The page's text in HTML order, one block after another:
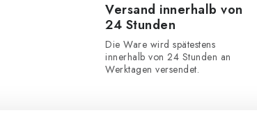
Versand innerhalb von
24 Stunden
Die Ware wird spätestens
innerhalb von 24 Stunden an
Werktagen versendet.